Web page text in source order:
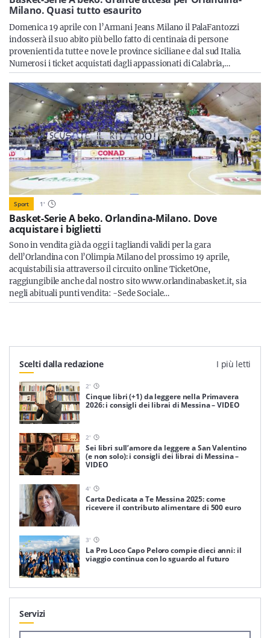
Servizi
Resta sempre aggiornato con le ultime news, iscriviti alla
nostra newsletter
Iscriviti
Milano. Quasi tutto esaurito
Domenica 19 aprile con l’Armani Jeans Milano il PalaFantozzi
indosserà il suo abito più bello fatto di centinaia di persone
provenienti da tutte e nove le province siciliane e dal sud Italia.
Numerosi i ticket acquistati dagli appassionati di Calabria,…
Sport 1'
Basket-Serie A beko. Orlandina-Milano. Dove
acquistare i biglietti
Sono in vendita già da oggi i tagliandi validi per la gara
dell’Orlandina con l’Olimpia Milano del prossimo 19 aprile,
acquistabili sia attraverso il circuito online TicketOne,
raggiungibile anche dal nostro sito www.orlandinabasket.it, sia
negli abituali punti vendita: -Sede Sociale…
Scelti dalla redazione I più letti
2'
Cinque libri (+1) da leggere nella Primavera
2026: i consigli dei librai di Messina – VIDEO
2'
Sei libri sull’amore da leggere a San Valentino
(e non solo): i consigli dei librai di Messina –
VIDEO
4'
Carta Dedicata a Te Messina 2025: come
ricevere il contributo alimentare di 500 euro
3'
La Pro Loco Capo Peloro compie dieci anni: il
viaggio continua con lo sguardo al futuro
Servizi